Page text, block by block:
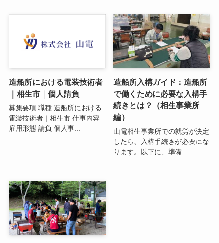
造船所における電装技術者
｜相生市｜個人請負
募集要項 職種 造船所における
電装技術者｜相生市 仕事内容
雇用形態 請負 個人事...
造船所入構ガイド：造船所
で働くために必要な入構手
続きとは？（相生事業所
編）
山電相生事業所での就労が決定
したら、入構手続きが必要にな
ります。以下に、準備...